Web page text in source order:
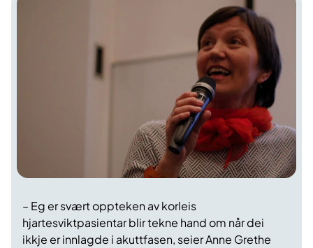
– Eg er svært oppteken av korleis
hjartesviktpasientar blir tekne hand om når dei
ikkje er innlagde i akuttfasen, seier Anne Grethe